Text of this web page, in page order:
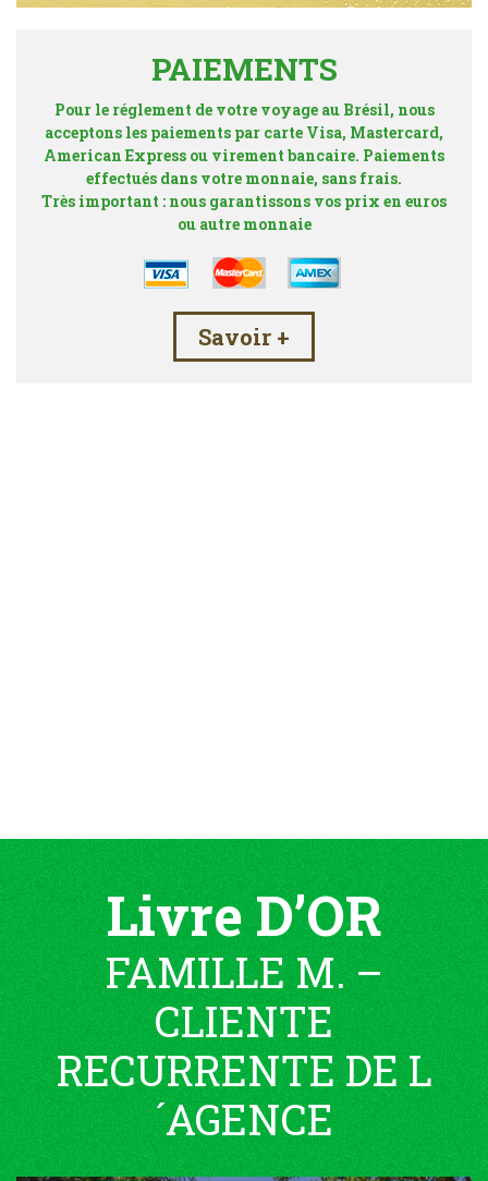
PAIEMENTS
Pour le réglement de votre voyage au Brésil, nous
acceptons les paiements par carte Visa, Mastercard,
American Express ou virement bancaire. Paiements
effectués dans votre monnaie, sans frais.
Très important : nous garantissons vos prix en euros
ou autre monnaie
Savoir +
Livre D’OR
FAMILLE M. –
CLIENTE
RECURRENTE DE L
´AGENCE